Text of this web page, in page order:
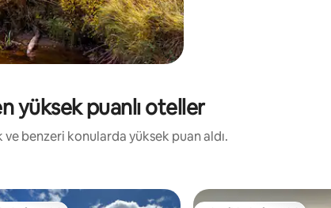
yüksek puanlı oteller
benzeri konularda yüksek puan aldı.